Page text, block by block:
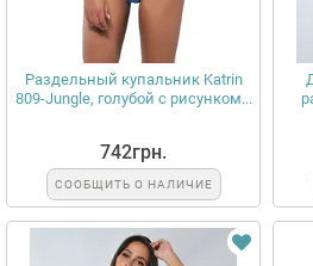
Раздельный купальник Katrin
809-Jungle, голубой с рисунком...
742грн.
СООБЩИТЬ О НАЛИЧИЕ